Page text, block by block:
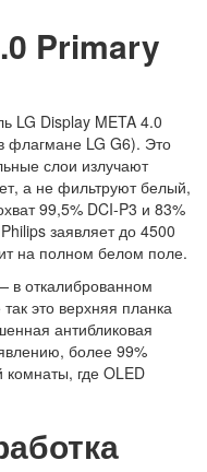
Primary
LG Display META 4.0
флагмане LG G6). Это
слои излучают
а не фильтруют белый,
99,5% DCI-P3 и 83%
заявляет до 4500
на полном белом поле.
откалиброванном
это верхняя планка
антибликовая
более 99%
где OLED